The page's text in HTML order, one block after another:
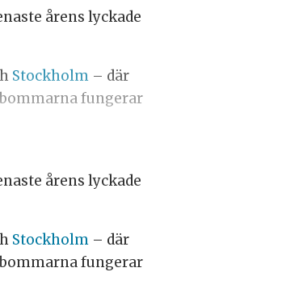
årens lyckade
Stockholm – där
fungerar
årens lyckade
Stockholm – där
fungerar